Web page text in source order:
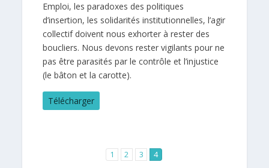
Emploi, les paradoxes des politiques
d’insertion, les solidarités institutionnelles, l’agir
collectif doivent nous exhorter à rester des
boucliers. Nous devons rester vigilants pour ne
pas être parasités par le contrôle et l’injustice
(le bâton et la carotte).
Télécharger
1 2 3 4